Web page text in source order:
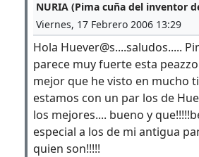
NURIA (Pima cuña del inventor
Viernes, 17 Febrero 2006 13:29
Hola Huever@s....saludos.....
parece muy fuerte esta
mejor que he visto en mucho
estamos con un par los de
los mejores.... bueno y
especial a los de mi antigua
quien son!!!!!